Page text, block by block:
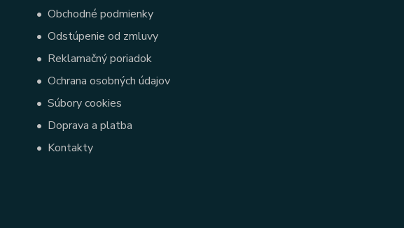
• Obchodné podmienky
• Odstúpenie od zmluvy
• Reklamačný poriadok
• Ochrana osobných údajov
• Súbory cookies
• Doprava a platba
• Kontakty